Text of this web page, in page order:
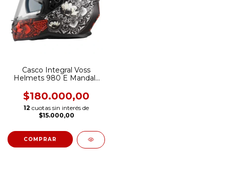
Casco Integral Voss
Helmets 980 E Mandala
$180.000,00
12 cuotas sin interés de
$15.000,00
COMPRAR